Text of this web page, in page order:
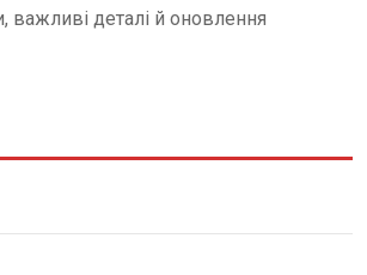
важливі деталі й оновлення